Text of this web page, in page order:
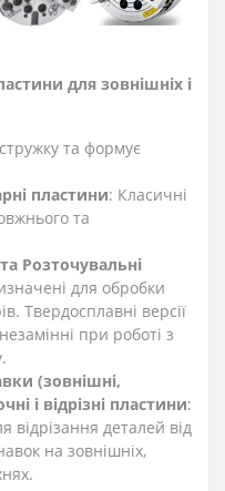
для зовнішніх і
та формує
пластини: Класичні
та
Розточувальні
для обробки
Твердосплавні версії
при роботі з
(зовнішні,
і відрізні пластини:
відрізання деталей від
на зовнішніх,